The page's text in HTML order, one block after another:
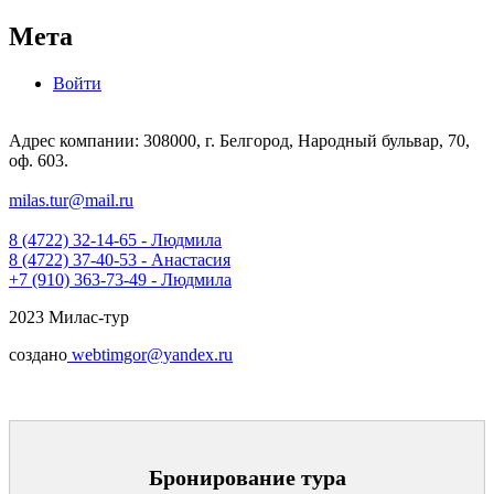
Мета
Войти
Адрес компании: 308000, г. Белгород, Народный бульвар, 70,
оф. 603.
milas.tur@mail.ru
8 (4722) 32-14-65 - Людмила
8 (4722) 37-40-53 - Анастасия
+7 (910) 363-73-49 - Людмила
2023 Милас-тур
создано webtimgor@yandex.ru
Бронирование тура